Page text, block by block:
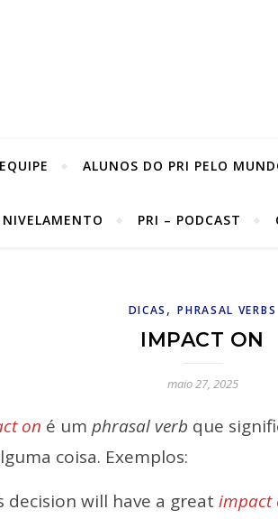
ALUNOS DO PRI PELO
PRI – PODCAST
DICAS ,PHRASAL VERBS
IMPACT ON
maio 27, 2025
on é umphrasal verb que
coisa. Exemplos:
decision will have a greatimpact